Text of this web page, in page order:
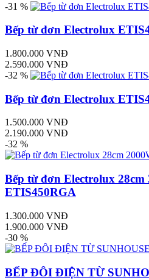
-31 %
Bếp từ đơn Electrolux
1.800.000 VNĐ
2.590.000 VNĐ
-32 %
Bếp từ đơn Electrolux
1.500.000 VNĐ
2.190.000 VNĐ
-32 %
Bếp từ đơn Electrolux 28cm
ETIS450RGA
1.300.000 VNĐ
1.900.000 VNĐ
-30 %
BẾP ĐÔI ĐIỆN TỪ